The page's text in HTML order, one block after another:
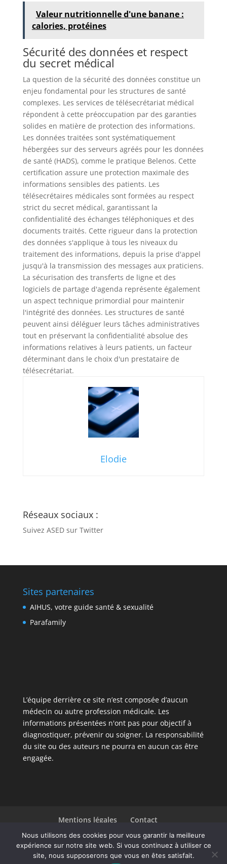
Valeur nutritionnelle d'une banane :
calories, protéines
Sécurité des données et respect
du secret médical
La question de la sécurité des données constitue un
enjeu fondamental pour les structures de santé
complexes. Les services de télésecrétariat médical
répondent à cette préoccupation par des garanties
solides en matière de protection des informations.
Les données traitées sont systématiquement
hébergées sur des serveurs agréés pour les données
de santé (HADS), comme le pratique Belenos. Cette
certification assure une protection maximale des
informations sensibles des patients. Les
télésecrétaires médicales sont formées au respect
strict du secret médical, garantissant la
confidentialité des échanges téléphoniques et des
documents traités. Cette rigueur dans la protection
des données s'applique à tous les niveaux du
traitement des informations, depuis la prise d'appel
jusqu'à la transmission des messages aux praticiens.
La sécurisation des transferts de ligne et des
logiciels de partage d'agenda représente également
un aspect technique primordial pour maintenir
l'intégrité des données. Les structures de santé
peuvent ainsi déléguer leurs tâches administratives
tout en préservant la confidentialité absolue des
informations relatives à leurs patients, un facteur
déterminant dans le choix d'un prestataire de
télésecrétariat.
Elodie
Réseaux sociaux :
Suivez ASED sur Twitter
Sites partenaires
AIHUS, votre guide santé & sexualité
Parafamily
L’équipe derrière ce site n’est composée d’aucun
médecin ou autre profession médicale. Les
informations présentées n'ont pas pour objectif à
diagnostiquer, prévenir ou soigner. La responsabilité
du site ou des auteurs ne pourra en aucun cas être
engagée.
Mentions légales
Contact
Liste des articles
Design deElegant Themes| Propulsé par
Nous utilisons des cookies pour vous garantir la meilleure
expérience sur notre site web. Si vous continuez à utiliser ce
site, nous supposerons que vous en êtes satisfait.